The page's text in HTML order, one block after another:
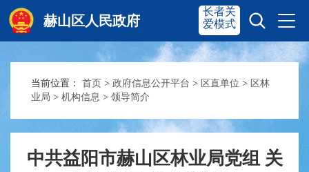
赫山区人民政府
赫山首页 奋进赫山
长者关
爱模式
当前位置： 首页 > 政府信息公开平台 > 区直单位 > 区林
业局 > 机构信息 > 领导简介
中共益阳市赫山区林业局党组 关